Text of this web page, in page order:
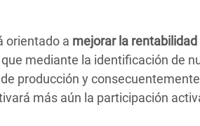
orientado a mejorar la
mediante la identificación de
producción y
más aún la participación